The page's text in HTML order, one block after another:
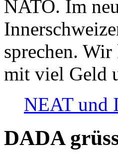
NATO. Im
sprechen.
mit viel Geld
NEAT und
DADA